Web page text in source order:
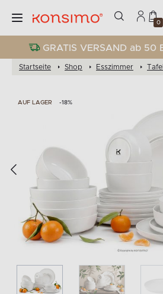
0
GRATIS VERSAND ab 50
Startseite Shop Esszimmer
AUF LAGER -18%